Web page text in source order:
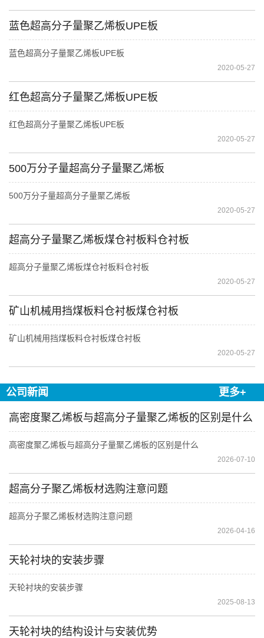
蓝色超高分子量聚乙烯板UPE板
蓝色超高分子量聚乙烯板UPE板
2020-05-27
红色超高分子量聚乙烯板UPE板
红色超高分子量聚乙烯板UPE板
2020-05-27
500万分子量超高分子量聚乙烯板
500万分子量超高分子量聚乙烯板
2020-05-27
超高分子量聚乙烯板煤仓衬板料仓衬板
超高分子量聚乙烯板煤仓衬板料仓衬板
2020-05-27
矿山机械用挡煤板料仓衬板煤仓衬板
矿山机械用挡煤板料仓衬板煤仓衬板
2020-05-27
公司新闻 更多+
高密度聚乙烯板与超高分子量聚乙烯板的区别是什么
高密度聚乙烯板与超高分子量聚乙烯板的区别是什么
2026-07-10
超高分子聚乙烯板材选购注意问题
超高分子聚乙烯板材选购注意问题
2026-04-16
天轮衬块的安装步骤
天轮衬块的安装步骤
2025-08-13
天轮衬块的结构设计与安装优势